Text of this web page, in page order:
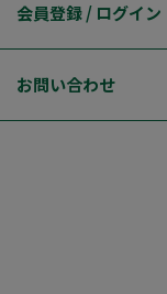
会員登録 / ログイン
お問い合わせ